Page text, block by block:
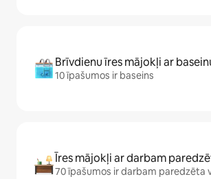
Brīvdienu īres mājokļi ar
10 īpašumos ir baseins
Īres mājokļi ar darbam
70 īpašumos ir darbam paredzēta